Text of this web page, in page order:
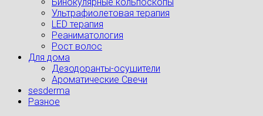
Бинокулярные кольпоскопы
Ультрафиолетовая терапия
LED терапия
Реаниматология
Рост волос
Для дома
Дезодоранты-осушители
Ароматические Свечи
sesderma
Разное